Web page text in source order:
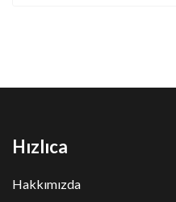
Hızlıca
Hakkımızda